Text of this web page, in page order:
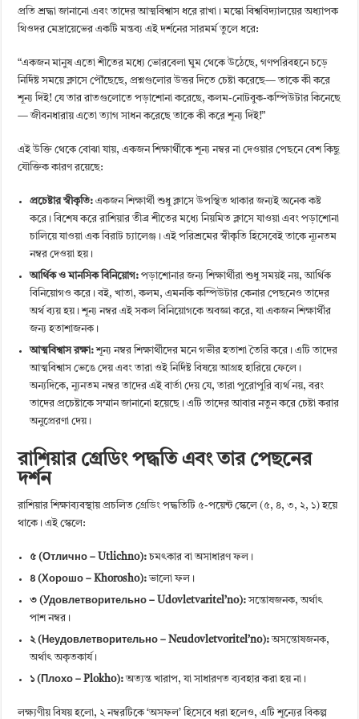
প্রতি শ্রদ্ধা জানানো এবং তাদের আত্মবিশ্বাস ধরে রাখা। মস্কো বিশ্ববিদ্যালয়ের অধ্যাপক
থিওদর মেদ্রায়েভের একটি মন্তব্য এই দর্শনের সারমর্ম তুলে ধরে:
“একজন মানুষ এতো শীতের মধ্যে ভোরবেলা ঘুম থেকে উঠেছে, গণপরিবহনে চড়ে
নির্দিষ্ট সময়ে ক্লাসে পৌঁছেছে, প্রশ্নগুলোর উত্তর দিতে চেষ্টা করেছে— তাকে কী করে
শূন্য দিই! যে তার রাতগুলোতে পড়াশোনা করেছে, কলম-নোটবুক-কম্পিউটার কিনেছে
— জীবনধারায় এতো ত্যাগ সাধন করেছে তাকে কী করে শূন্য দিই!”
এই উক্তি থেকে বোঝা যায়, একজন শিক্ষার্থীকে শূন্য নম্বর না দেওয়ার পেছনে বেশ কিছু
যৌক্তিক কারণ রয়েছে:
প্রচেষ্টার স্বীকৃতি: একজন শিক্ষার্থী শুধু ক্লাসে উপস্থিত থাকার জন্যই অনেক কষ্ট
করে। বিশেষ করে রাশিয়ার তীব্র শীতের মধ্যে নিয়মিত ক্লাসে যাওয়া এবং পড়াশোনা
চালিয়ে যাওয়া এক বিরাট চ্যালেঞ্জ। এই পরিশ্রমের স্বীকৃতি হিসেবেই তাকে ন্যূনতম
নম্বর দেওয়া হয়।
আর্থিক ও মানসিক বিনিয়োগ: পড়াশোনার জন্য শিক্ষার্থীরা শুধু সময়ই নয়, আর্থিক
বিনিয়োগও করে। বই, খাতা, কলম, এমনকি কম্পিউটার কেনার পেছনেও তাদের
অর্থ ব্যয় হয়। শূন্য নম্বর এই সকল বিনিয়োগকে অবজ্ঞা করে, যা একজন শিক্ষার্থীর
জন্য হতাশাজনক।
আত্মবিশ্বাস রক্ষা:শূন্য নম্বর শিক্ষার্থীদের মনে গভীর হতাশা তৈরি করে। এটি তাদের
আত্মবিশ্বাস ভেঙে দেয় এবং তারা ওই নির্দিষ্ট বিষয়ে আগ্রহ হারিয়ে ফেলে।
অন্যদিকে, ন্যূনতম নম্বর তাদের এই বার্তা দেয় যে, তারা পুরোপুরি ব্যর্থ নয়, বরং
তাদের প্রচেষ্টাকে সম্মান জানানো হয়েছে। এটি তাদের আবার নতুন করে চেষ্টা করার
অনুপ্রেরণা দেয়।
রাশিয়ার গ্রেডিং পদ্ধতি এবং তার পেছনের
দর্শন
রাশিয়ার শিক্ষাব্যবস্থায় প্রচলিত গ্রেডিং পদ্ধতিটি ৫-পয়েন্ট স্কেলে (৫, ৪, ৩, ২, ১) হয়ে
থাকে। এই স্কেলে:
৫ (Отлично – Utlichno):চমৎকার বা অসাধারণ ফল।
৪ (Хорошо – Khorosho):ভালো ফল।
৩ (Удовлетворительно – Udovletvaritel’no):সন্তোষজনক, অর্থাৎ
পাশ নম্বর।
২ (Неудовлетворительно – Neudovletvoritel’no):অসন্তোষজনক,
অর্থাৎ অকৃতকার্য।
১ (Плохо – Plokho):অত্যন্ত খারাপ, যা সাধারণত ব্যবহার করা হয় না।
লক্ষ্যণীয় বিষয় হলো, ২ নম্বরটিকে ‘অসফল’ হিসেবে ধরা হলেও, এটি শূন্যের বিকল্প